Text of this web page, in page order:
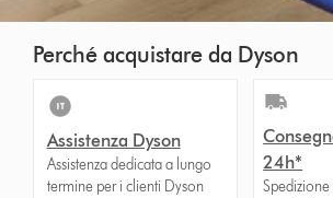
Perché acquistare da Dyson
Assistenza Dyson
Assistenza dedicata a lungo
termine per i clienti Dyson
24h*